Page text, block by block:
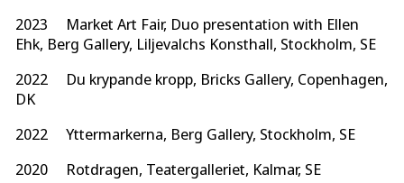
2023 Market Art Fair, Duo presentation with Ellen
Ehk, Berg Gallery, Liljevalchs Konsthall, Stockholm, SE
2022 Du krypande kropp, Bricks Gallery, Copenhagen,
DK
2022 Yttermarkerna, Berg Gallery, Stockholm, SE
2020 Rotdragen, Teatergalleriet, Kalmar, SE